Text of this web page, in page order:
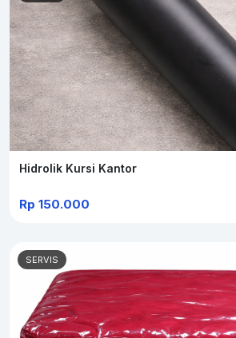
Hidrolik Kursi Kantor
Rp 150.000
SERVIS